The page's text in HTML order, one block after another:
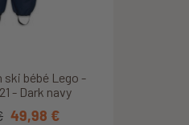
ski bébé Lego -
- Dark navy
49,98 €